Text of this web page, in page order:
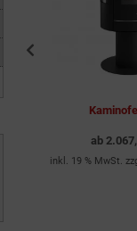
ab
inkl. 19 % MwSt.